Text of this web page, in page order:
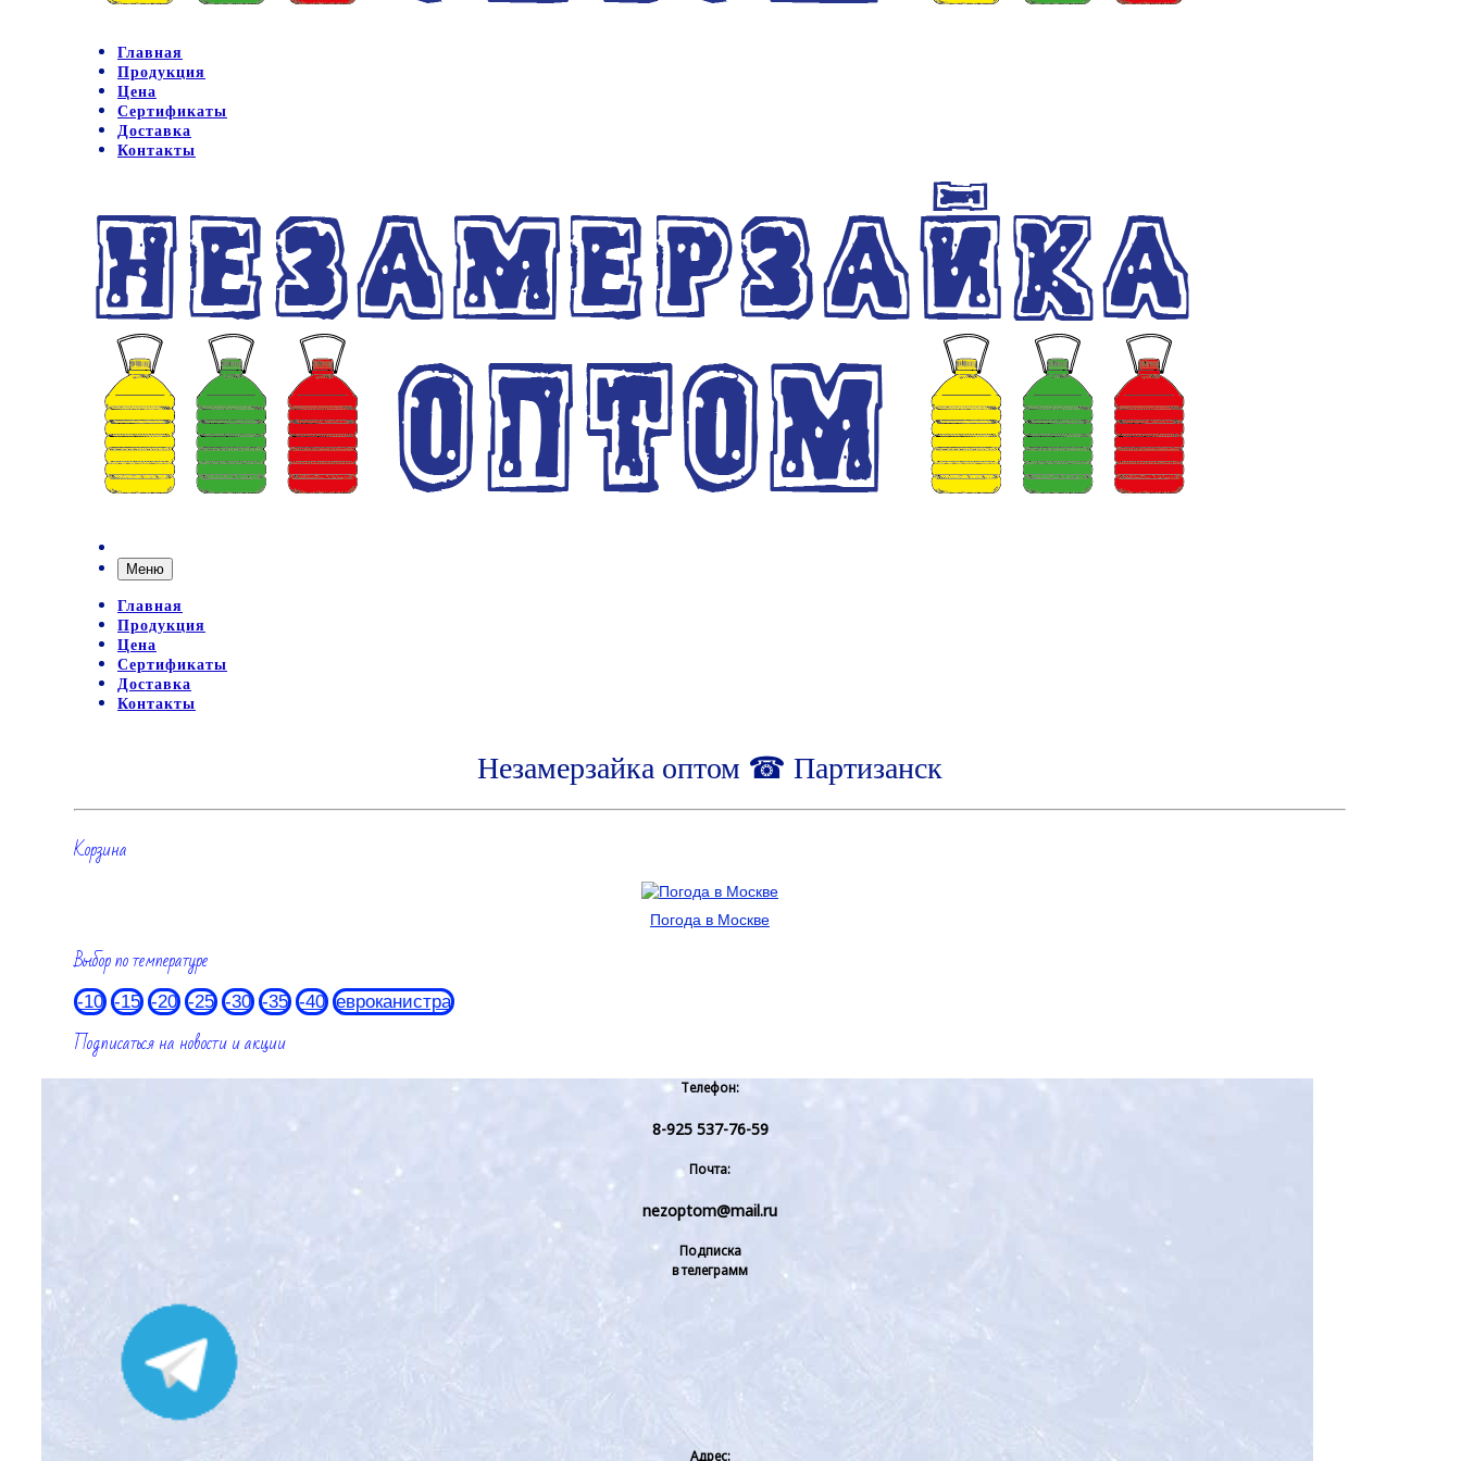
Главная
Продукция
Цена
Сертификаты
Доставка
Контакты
Меню
Главная
Продукция
Цена
Сертификаты
Доставка
Контакты
Незамерзайка оптом ☎ Партизанск
Корзина
Погода в Москве
Выбор по температуре
-10 -15 -20 -25 -30 -35 -40 евроканистра
Подписаться на новости и акции
Телефон:
8-925 537-76-59
Почта:
nezoptom@mail.ru
Подписка
в телеграмм
Адрес: